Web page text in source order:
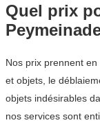
Quel prix
Nos prix prennent
et objets, le
objets indésirables
nos services sont